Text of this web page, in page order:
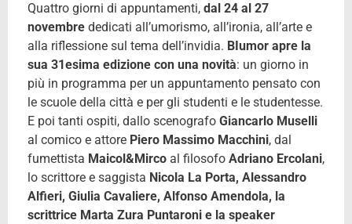
Quattro giorni di appuntamenti, dal 24 al 27
novembre dedicati all’umorismo, all’ironia, all’arte e
alla riflessione sul tema dell’invidia. BIumor apre la
sua 31esima edizione con una novità: un giorno in
più in programma per un appuntamento pensato con
le scuole della città e per gli studenti e le studentesse.
E poi tanti ospiti, dallo scenografo Giancarlo Muselli
al comico e attore Piero Massimo Macchini, dal
fumettista Maicol&Mirco al filosofo Adriano Ercolani,
lo scrittore e saggista Nicola La Porta, Alessandro
Alfieri, Giulia Cavaliere, Alfonso Amendola, la
scrittrice Marta Zura Puntaroni e la speaker